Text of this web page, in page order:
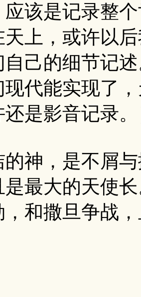
该是记录整
天上，或许以
自己的细节记
现代能实现了
还是影音记录
神，是不屑
最大的天使
和撒旦争战